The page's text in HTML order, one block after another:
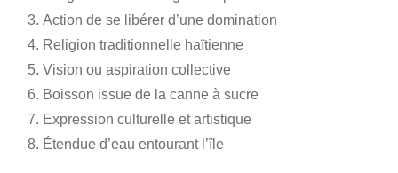
Action de se libérer d’une domination
Religion traditionnelle haïtienne
Vision ou aspiration collective
Boisson issue de la canne à sucre
Expression culturelle et artistique
Étendue d’eau entourant l’île